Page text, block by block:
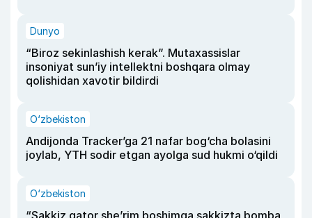
Dunyo
“Biroz sekinlashish kerak”. Mutaxassislar
insoniyat sun’iy intellektni boshqara olmay
qolishidan xavotir bildirdi
O‘zbekiston
Andijonda Tracker’ga 21 nafar bog‘cha bolasini
joylab, YTH sodir etgan ayolga sud hukmi o‘qildi
O‘zbekiston
“Sakkiz qator she’rim boshimga sakkizta bomba